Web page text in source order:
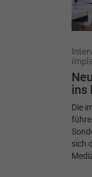
ins
Die
sich